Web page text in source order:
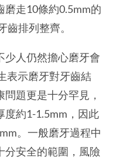
磨走10條約0.5mm的
齒排列整齊。
少人仍然擔心磨牙會
表示磨牙對牙齒結
題更是十分罕見，
度約1-1.5mm，因此
。一般磨牙過程中
分安全的範圍，風險